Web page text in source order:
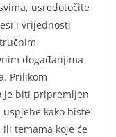
usredotočite
i vrijednosti
događanjima
Prilikom
je biti pripremljen
kako biste
temama koje će